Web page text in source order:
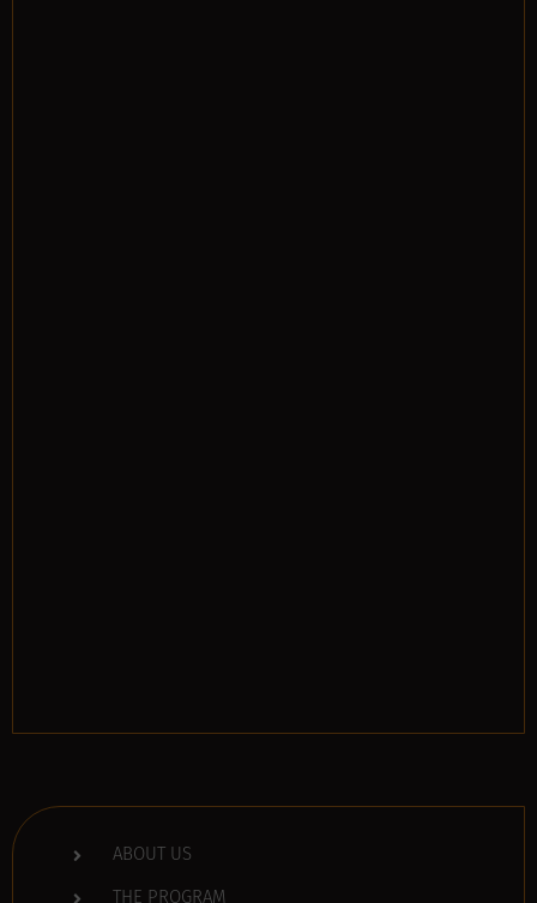
ABOUT US
THE PROGRAM